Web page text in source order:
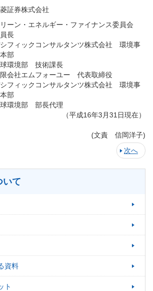
証券株式会社
ーン・エネルギー・ファイナンス委員会
長
フィックコンサルタンツ株式会社 環境事
部
環境部 技術課長
会社エムフォーユー 代表取締役
フィックコンサルタンツ株式会社 環境事
部
環境部 部長代理
（平成16年3月31日現在）
(文責 信岡洋子)
次へ
いて
資料
ト